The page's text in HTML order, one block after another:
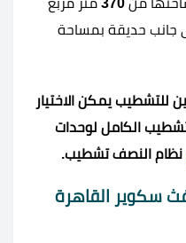
من 370 متر مربع
جانب حديقة بمساحة
للتشطيب يمكن الاختيار
الكامل لوحدات
نظام النصف تشطيب.
سكوير القاهرة